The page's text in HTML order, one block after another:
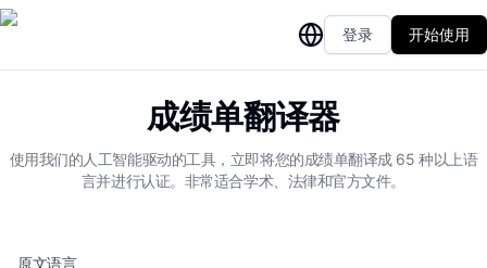
登录 开始使用
成绩单翻译器
使用我们的人工智能驱动的工具，立即将您的成绩单翻译成 65 种以上语
言并进行认证。非常适合学术、法律和官方文件。
原文语言